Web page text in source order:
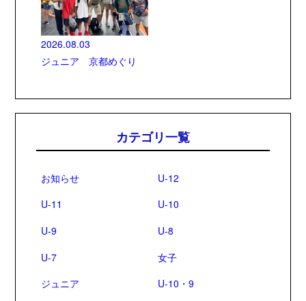
2026.08.03
ジュニア 京都めぐり
カテゴリ一覧
お知らせ
U-12
U-11
U-10
U-9
U-8
U-7
女子
ジュニア
U-10・9